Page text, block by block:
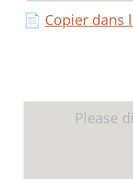
📄 Copier dans